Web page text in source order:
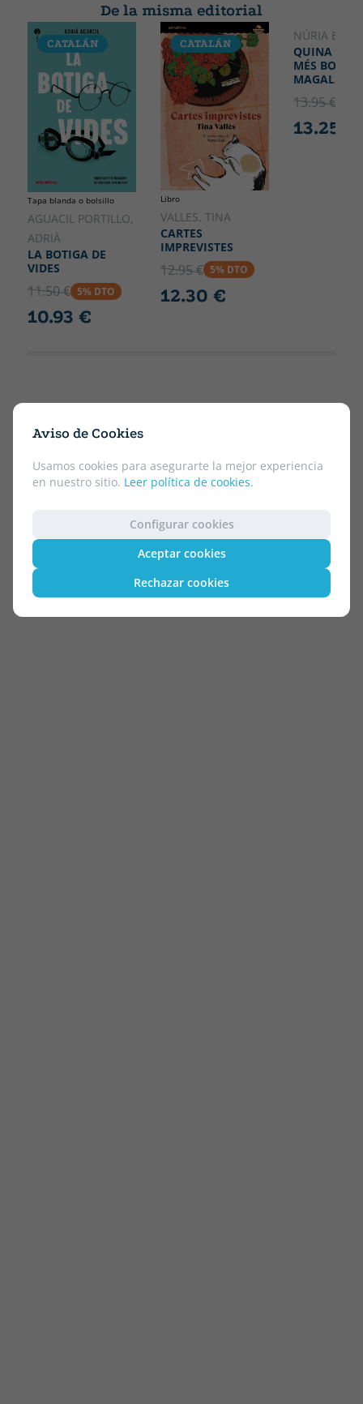
Aviso de Cookies
Usamos cookies para asegurarte la mejor experiencia
en nuestro sitio. Leer política de cookies.
Configurar cookies
Aceptar cookies
Rechazar cookies
De la misma editorial
CATALÁN
Tapa blanda o bolsillo
AGUACIL PORTILLO,
ADRIÀ
LA BOTIGA DE
VIDES
11.50 € 5% DTO
10.93 €
CATALÁN
Libro
VALLES, TINA
CARTES
IMPREVISTES
12.95 € 5% DTO
12.30 €
CATALÁN
NÚRIA
QUINA
MÉS BOJA,
MAGALÍ!
13.95 €
13.25 €